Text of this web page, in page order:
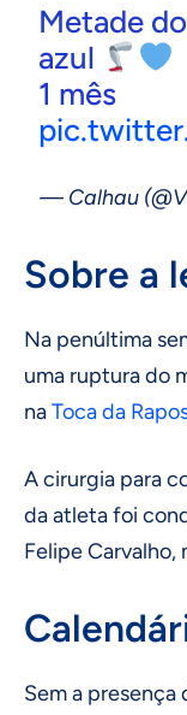
Metade
azul
1 mês
— Calhau
Sobre a
Na penúltima
uma ruptura do
naToca da
A cirurgia para
da atleta foi
Felipe Carvalho,
Sem a presença